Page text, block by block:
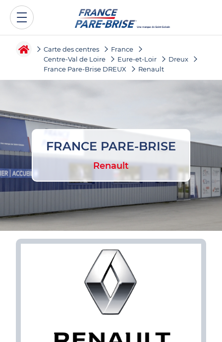
Carte des centres
France
Centre-Val de Loire
Eure-et-Loir
Dreux
France Pare-Brise DREUX
Renault
FRANCE PARE-BRISE
Renault